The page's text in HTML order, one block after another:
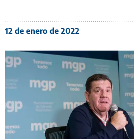
12 de enero de 2022